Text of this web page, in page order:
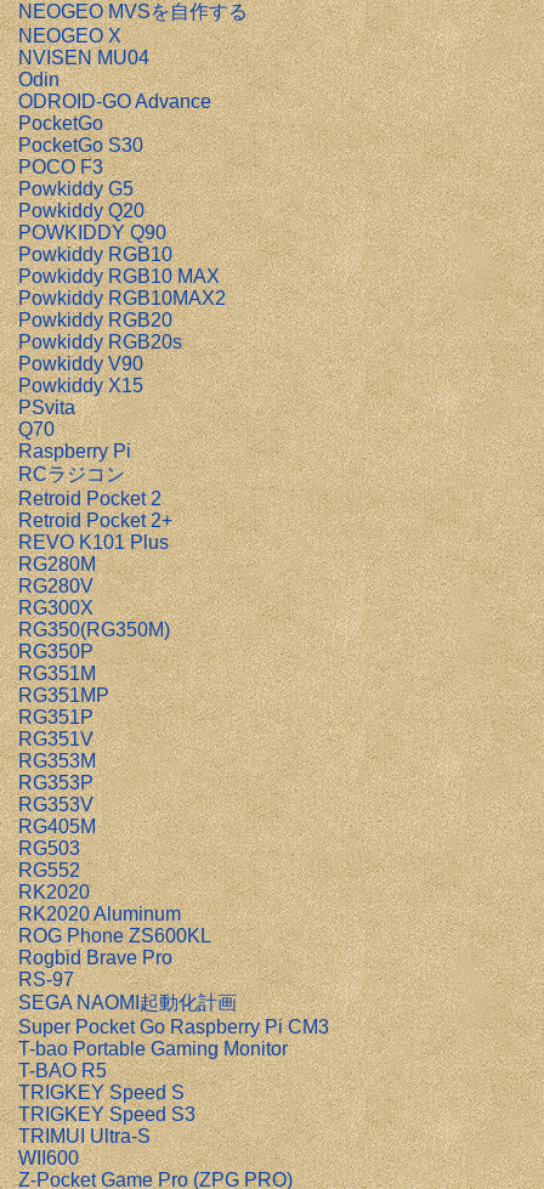
NEOGEO MVSを自作する
NEOGEO X
NVISEN MU04
Odin
ODROID-GO Advance
PocketGo
PocketGo S30
POCO F3
Powkiddy G5
Powkiddy Q20
POWKIDDY Q90
Powkiddy RGB10
Powkiddy RGB10 MAX
Powkiddy RGB10MAX2
Powkiddy RGB20
Powkiddy RGB20s
Powkiddy V90
Powkiddy X15
PSvita
Q70
Raspberry Pi
RCラジコン
Retroid Pocket 2
Retroid Pocket 2+
REVO K101 Plus
RG280M
RG280V
RG300X
RG350(RG350M)
RG350P
RG351M
RG351MP
RG351P
RG351V
RG353M
RG353P
RG353V
RG405M
RG503
RG552
RK2020
RK2020 Aluminum
ROG Phone ZS600KL
Rogbid Brave Pro
RS-97
SEGA NAOMI起動化計画
Super Pocket Go Raspberry Pi CM3
T-bao Portable Gaming Monitor
T-BAO R5
TRIGKEY Speed S
TRIGKEY Speed S3
TRIMUI Ultra-S
WII600
Z-Pocket Game Pro (ZPG PRO)